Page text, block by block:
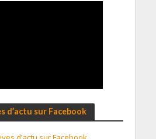
d’actu sur Facebook